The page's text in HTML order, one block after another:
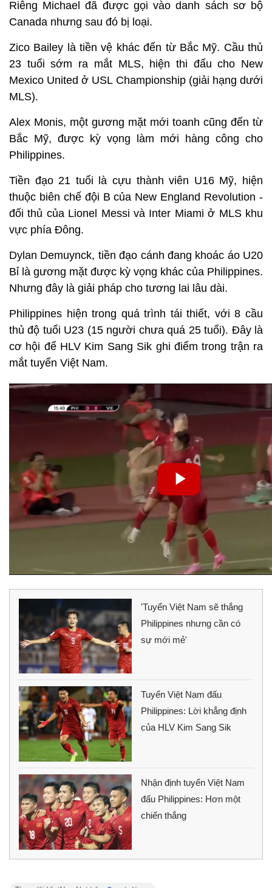
Riêng Michael đã được gọi vào danh sách sơ bộ
Canada nhưng sau đó bị loại.
Zico Bailey là tiền vệ khác đến từ Bắc Mỹ. Cầu thủ
23 tuổi sớm ra mắt MLS, hiện thi đấu cho New
Mexico United ở USL Championship (giải hạng dưới
MLS).
Alex Monis, một gương mặt mới toanh cũng đến từ
Bắc Mỹ, được kỳ vọng làm mới hàng công cho
Philippines.
Tiền đạo 21 tuổi là cựu thành viên U16 Mỹ, hiện
thuộc biên chế đội B của New England Revolution -
đối thủ của Lionel Messi và Inter Miami ở MLS khu
vực phía Đông.
Dylan Demuynck, tiền đạo cánh đang khoác áo U20
Bỉ là gương mặt được kỳ vọng khác của Philippines.
Nhưng đây là giải pháp cho tương lai lâu dài.
Philippines hiện trong quá trình tái thiết, với 8 cầu
thủ độ tuổi U23 (15 người chưa quá 25 tuổi). Đây là
cơ hội để HLV Kim Sang Sik ghi điểm trong trận ra
mắt tuyển Việt Nam.
'Tuyển Việt Nam sẽ thắng
Philippines nhưng cần có
sự mới mẻ'
Tuyển Việt Nam đấu
Philippines: Lời khẳng định
của HLV Kim Sang Sik
Nhận định tuyển Việt Nam
đấu Philippines: Hơn một
chiến thắng